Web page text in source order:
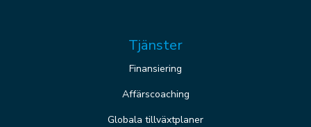
Tjänster
Finansiering
Affärscoaching
Globala tillväxtplaner